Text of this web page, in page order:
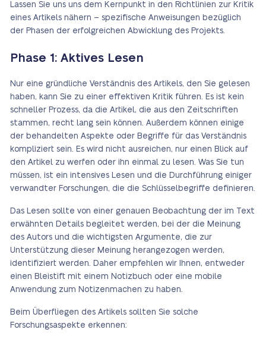
Lassen Sie uns uns dem Kernpunkt in den Richtlinien zur Kritik
eines Artikels nähern – spezifische Anweisungen bezüglich
der Phasen der erfolgreichen Abwicklung des Projekts.
Phase 1: Aktives Lesen
Nur eine gründliche Verständnis des Artikels, den Sie gelesen
haben, kann Sie zu einer effektiven Kritik führen. Es ist kein
schneller Prozess, da die Artikel, die aus den Zeitschriften
stammen, recht lang sein können. Außerdem können einige
der behandelten Aspekte oder Begriffe für das Verständnis
kompliziert sein. Es wird nicht ausreichen, nur einen Blick auf
den Artikel zu werfen oder ihn einmal zu lesen. Was Sie tun
müssen, ist ein intensives Lesen und die Durchführung einiger
verwandter Forschungen, die die Schlüsselbegriffe definieren.
Das Lesen sollte von einer genauen Beobachtung der im Text
erwähnten Details begleitet werden, bei der die Meinung
des Autors und die wichtigsten Argumente, die zur
Unterstützung dieser Meinung herangezogen werden,
identifiziert werden. Daher empfehlen wir Ihnen, entweder
einen Bleistift mit einem Notizbuch oder eine mobile
Anwendung zum Notizenmachen zu haben.
Beim Überfliegen des Artikels sollten Sie solche
Forschungsaspekte erkennen: